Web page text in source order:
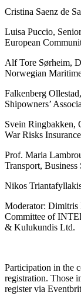
Cristina Saenz de
Luisa Puccio,
European
Alf Tore Sørheim,
Norwegian
Falkenberg
Shipowners’
Svein Ringbakken,
War Risks
Prof. Maria
Transport,
Nikos
Moderator: Dimitris
Committee of
& Kulukundis Ltd.
Participation in the
registration. Those
register via